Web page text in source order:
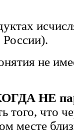
России).
не
НЕ
того, что
месте